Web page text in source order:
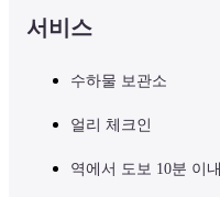
서비스
수하물 보관소
얼리 체크인
역에서 도보 10분 이내